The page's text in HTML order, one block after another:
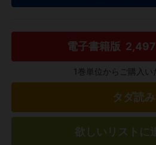
電子書籍版 2,497
1巻単位からご購入い
タダ読み
欲しいリストに